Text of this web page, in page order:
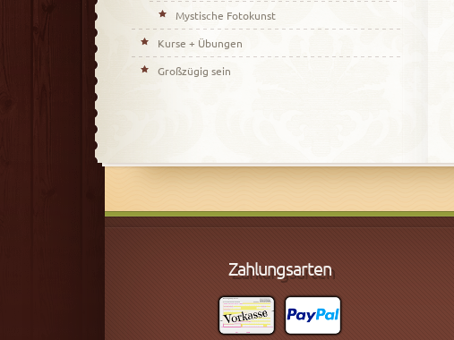
Mystische Fotokunst
Kurse + Übungen
Großzügig sein
Zahlungsarten